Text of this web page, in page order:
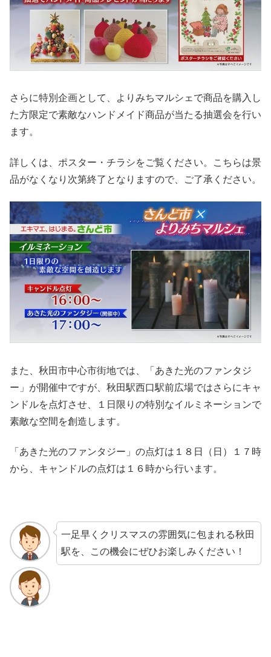
さらに特別企画として、よりみちマルシェで商品を購入し
た方限定で素敵なハンドメイド商品が当たる抽選会を行い
ます。
詳しくは、ポスター・チラシをご覧ください。こちらは景
品がなくなり次第終了となりますので、ご了承ください。
また、秋田市中心市街地では、「あきた光のファンタジ
ー」が開催中ですが、秋田駅西口駅前広場ではさらにキャ
ンドルを点灯させ、１日限りの特別なイルミネーションで
素敵な空間を創造します。
「あきた光のファンタジー」の点灯は１８日（日）１７時
から、キャンドルの点灯は１６時から行います。
一足早くクリスマスの雰囲気に包まれる秋田
駅を、この機会にぜひお楽しみください！